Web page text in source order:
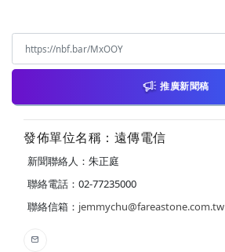
推廣新聞稿
發佈單位名稱：遠傳電信
新聞聯絡人：朱正庭
聯絡電話：02-77235000
聯絡信箱： jemmychu@fareastone.com.tw